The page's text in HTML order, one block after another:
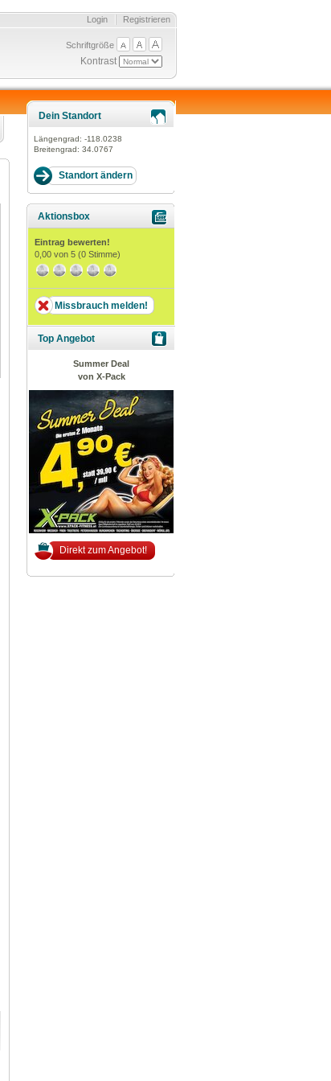
Registrieren
Login
Schriftgröße
Kontrast
Dein Standort
Längengrad: -118.0238
Breitengrad: 34.0767
Aktionsbox
Eintrag bewerten!
0,00 von 5 (0 Stimme)
Missbrauch melden!
Top Angebot
Summer Deal
von X-Pack
Direkt zum Angebot!